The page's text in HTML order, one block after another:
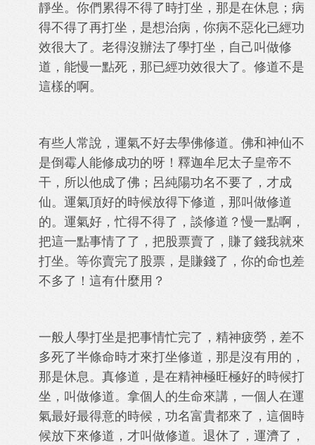
靜坐。你們累得不得了時打坐，那是在休息；病
得不得了再打坐，是想治病，你病不惡化已經功
效很大了。老得沒辦法了學打坐，自己叫做修
道，能慢一點死，那已經功效很大了。修道不是
這樣的啊。
有些人常說，運氣不好去學佛修道。佛和神仙不
是倒霉人能修成功的呀！釋迦牟尼太子皇帝不
干，所以他成了佛；呂純陽功名不要了，才成
仙。運氣頂好的時候放得下修道，那叫做修道
的。運氣好，忙得不得了，談修道？慢一點啊，
把這一點事情了了，把股票賣了，賺了錢我就來
打坐。等你賣完了股票，是賺錢了，你的命也差
不多了！這有什麼用？
一般人學打坐是把事情忙完了，精神疲勞，差不
多死了半條命時才來打坐修道，那是沒有用的，
那是休息。真修道，是在精神極旺極好的時候打
坐，叫做修道。拿個人的生命來講，一個人在運
氣最好最得意的時候，功名富貴都來了，這個時
候放下來修道，才叫做修道。退休了，運濟了，